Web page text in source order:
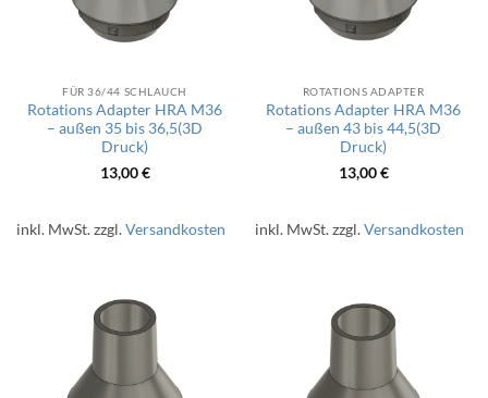
FÜR 36/44 SCHLAUCH
Rotations Adapter HRA M36
– außen 35 bis 36,5(3D
Druck)
13,00€
inkl. MwSt.zzgl.Versandkosten
ROTATIONS ADAPTER
Rotations Adapter HRA M36
– außen 43 bis 44,5(3D
Druck)
13,00€
inkl. MwSt.zzgl.Versandkosten